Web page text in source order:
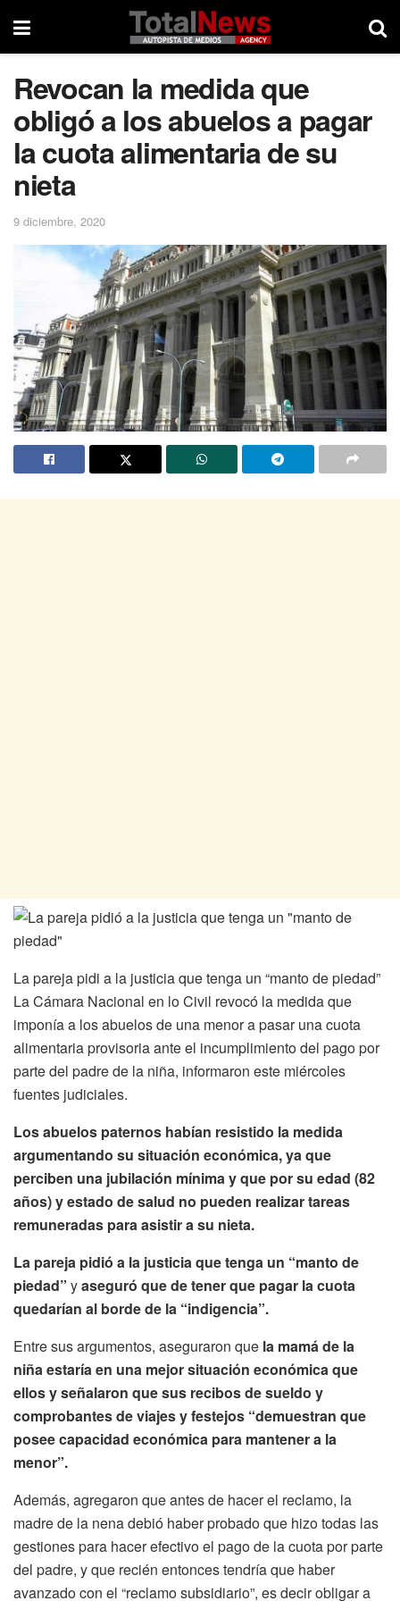
Revocan la medida que
obligó a los abuelos a pagar
la cuota alimentaria de su
nieta
9 diciembre, 2020
La pareja pidi a la justicia que tenga un “manto de piedad”
La Cámara Nacional en lo Civil revocó la medida que
imponía a los abuelos de una menor a pasar una cuota
alimentaria provisoria ante el incumplimiento del pago por
parte del padre de la niña, informaron este miércoles
fuentes judiciales.
Los abuelos paternos habían resistido la medida
argumentando su situación económica, ya que
perciben una jubilación mínima y que por su edad (82
años) y estado de salud no pueden realizar tareas
remuneradas para asistir a su nieta.
La pareja pidió a la justicia que tenga un “manto de
piedad” yaseguró que de tener que pagar la cuota
quedarían al borde de la “indigencia”.
Entre sus argumentos, aseguraron que la mamá de la
niña estaría en una mejor situación económica que
ellos y señalaron que sus recibos de sueldo y
comprobantes de viajes y festejos “demuestran que
posee capacidad económica para mantener a la
menor”.
Además, agregaron que antes de hacer el reclamo, la
madre de la nena debió haber probado que hizo todas las
gestiones para hacer efectivo el pago de la cuota por parte
del padre, y que recién entonces tendría que haber
avanzado con el “reclamo subsidiario”, es decir obligar a